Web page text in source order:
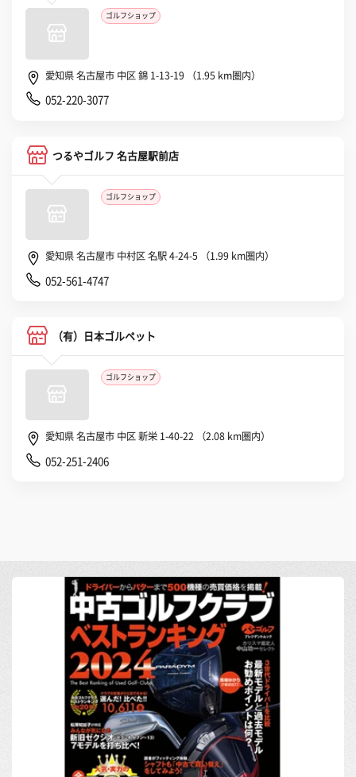
ゴルフショップ
愛知県 名古屋市 中区 錦 1-13-19 （1.95 km圏内）
052-220-3077
つるやゴルフ 名古屋駅前店
ゴルフショップ
愛知県 名古屋市 中村区 名駅 4-24-5 （1.99 km圏内）
052-561-4747
（有）日本ゴルペット
ゴルフショップ
愛知県 名古屋市 中区 新栄 1-40-22 （2.08 km圏内）
052-251-2406